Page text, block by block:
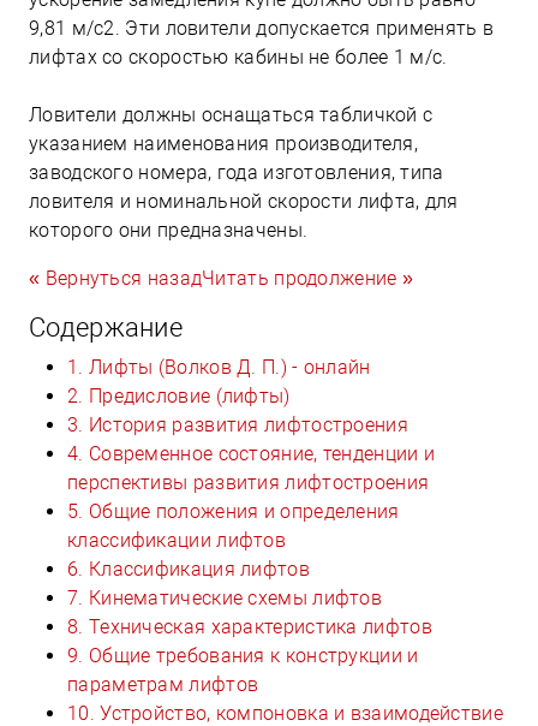
9,81 м/с2. Эти ловители допускается применять в
лифтах со скоростью кабины не более 1 м/с.
Ловители должны оснащаться табличкой с
указанием наименования производителя,
заводского номера, года изготовления, типа
ловителя и номинальной скорости лифта, для
которого они предназначены.
« Вернуться назадЧитать продолжение »
Содержание
1. Лифты (Волков Д. П.) - онлайн
2. Предисловие (лифты)
3. История развития лифтостроения
4. Современное состояние, тенденции и
перспективы развития лифтостроения
5. Общие положения и определения
классификации лифтов
6. Классификация лифтов
7. Кинематические схемы лифтов
8. Техническая характеристика лифтов
9. Общие требования к конструкции и
параметрам лифтов
10. Устройство, компоновка и взаимодействие